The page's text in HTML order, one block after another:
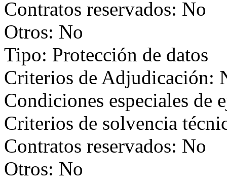
Contratos reservados: No
Otros: No
Tipo: Protección de datos
Criterios de Adjudicación:
Condiciones especiales de
Criterios de solvencia
Contratos reservados: No
Otros: No